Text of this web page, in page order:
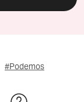
#Podemos